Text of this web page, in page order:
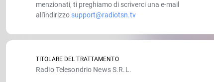
menzionati, ti preghiamo di scriverci una e-mail
all'indirizzo support@radiotsn.tv
TITOLARE DEL TRATTAMENTO
Radio Telesondrio News S.R.L.